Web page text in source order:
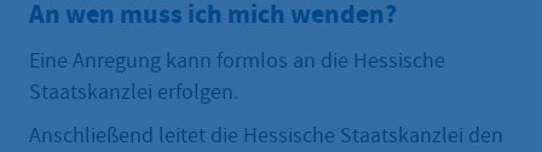
An wen muss ich mich wenden?
Eine Anregung kann formlos an die Hessische
Staatskanzlei erfolgen.
Anschließend leitet die Hessische Staatskanzlei den